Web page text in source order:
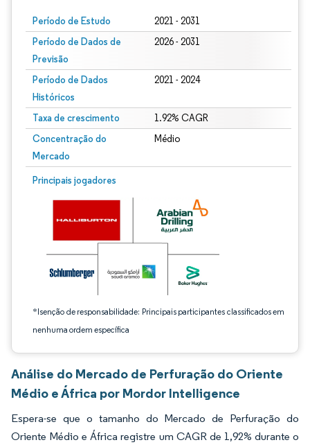
Período de Estudo 2021 - 2031
Período de Dados de
Previsão
2026 - 2031
Período de Dados
Históricos
2021 - 2024
Taxa de crescimento 1.92% CAGR
Concentração do
Mercado
Médio
Principais jogadores
*Isenção de responsabilidade: Principais participantes classificados em
nenhuma ordem específica
Imagem © Mordor Intelligence. O reuso requer atribuição conforme CC BY 4.0.
Análise do Mercado de Perfuração do Oriente
Médio e África por Mordor Intelligence
Espera-se que o tamanho do Mercado de Perfuração do
Oriente Médio e África registre um CAGR de 1,92% durante o